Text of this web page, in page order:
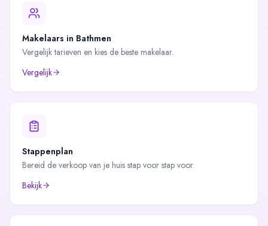
Makelaars in Bathmen
Vergelijk tarieven en kies de beste makelaar.
Vergelijk
Stappenplan
Bereid de verkoop van je huis stap voor stap voor.
Bekijk